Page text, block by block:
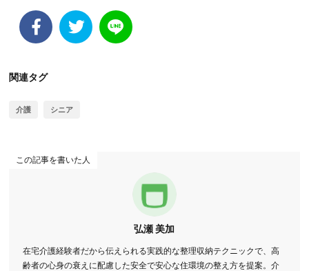
関連タグ
介護 シニア
この記事を書いた人
弘瀬 美加
在宅介護経験者だから伝えられる実践的な整理収納テクニックで、高
齢者の心身の衰えに配慮した安全で安心な住環境の整え方を提案。介